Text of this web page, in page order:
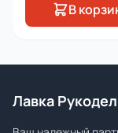
В
Лавка